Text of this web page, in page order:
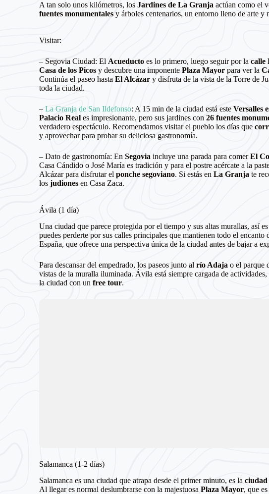
A tan solo unos kilómetros, losJardines de La Granja actúan como el
fuentes monumentales y árboles centenarios, un entorno lleno de arte y
Visitar:
– Segovia Ciudad: El Acueducto es lo primero, luego seguir por la calle
Casa de los Picos y descubre una imponentePlaza Mayor para ver la
Continúa el paseo hastaEl Alcázar y disfruta de la vista de la Torre de
toda la ciudad.
–La Granja de San Ildefonso: A 15 min de la ciudad está esteVersalles
Palacio Real es impresionante, pero sus jardines con26 fuentes
verdadero espectáculo. Recomendamos visitar el pueblo los días que
y aprovechar para probar su deliciosa gastronomía.
– Dato de gastronomía: EnSegovia incluye una parada para comerEl
Casa Cándido o José María es tradición y para el postre acércate a la
Alcázar para disfrutar elponche segoviano. Si estás enLa Granja te
losjudiones en Casa Zaca.
Ávila (1 día)
Una ciudad que parece protegida por el tiempo y sus altas murallas, así
puedes perderte por sus calles principales que mantienen todo el encanto
España, que ofrece una perspectiva única de la ciudad antes de bajar a
Para descansar del empedrado, los paseos junto alrío Adaja o el parque
vistas de la muralla iluminada. Ávila está siempre cargada de
la ciudad con unfree tour.
Salamanca (1-2 días)
Salamanca es una ciudad que atrapa desde el primer minuto, es la
Al llegar es normal deslumbrarse con la majestuosaPlaza Mayor, que